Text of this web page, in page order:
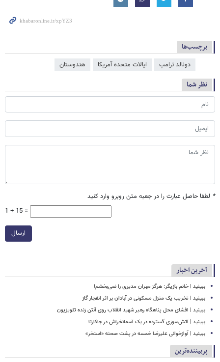
برچسب‌ها
دونالد ترامپ ایالات متحده آمریکا هندوستان
نظر شما
* لطفا حاصل عبارت را در جعبه متن روبرو وارد کنید
1 + 15 =
ارسال
آخرین اخبار
ببینید | خانم بازیگر: هرگز مهران مدیری را نمی‌بخشم!
ببینید | تخریب یک منزل مسکونی در آبادان بر اثر انفجار گاز
ببینید | افشای محل پناهگاه‌ رهبر شهید انقلاب روی آنتن زنده تلویزیون
ببینید | ​​​​​​​آتش‌سوزی گسترده در یک آسمانخراش در جاکارتا
ببینید | آوازخوانی علیرضا خمسه در پشت صحنه «استخر»
پربیننده‌ترین